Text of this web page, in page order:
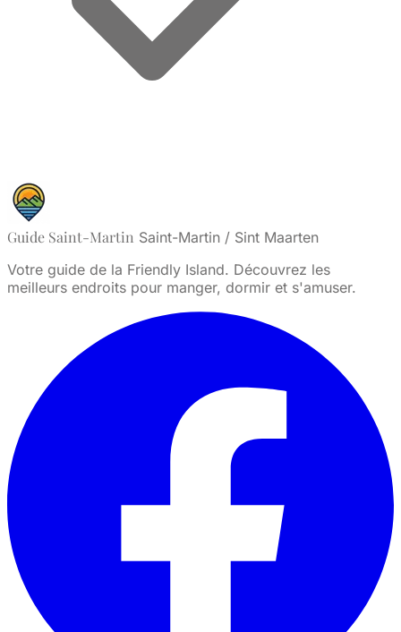
Guide Saint-Martin Saint-Martin / Sint Maarten
Votre guide de la Friendly Island. Découvrez les
meilleurs endroits pour manger, dormir et s'amuser.